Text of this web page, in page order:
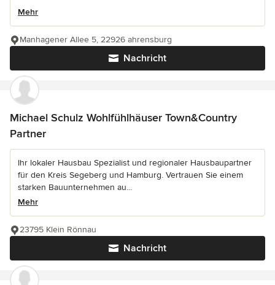
Mehr
Nachricht
Manhagener Allee 5, 22926 ahrensburg
Michael Schulz Wohlfühlhäuser Town&Country
Partner
Ihr lokaler Hausbau Spezialist und regionaler Hausbaupartner
für den Kreis Segeberg und Hamburg. Vertrauen Sie einem
starken Bauunternehmen au...
Mehr
Nachricht
23795 Klein Rönnau